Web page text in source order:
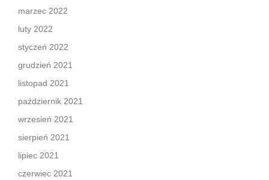
marzec 2022
luty 2022
styczeń 2022
grudzień 2021
listopad 2021
październik 2021
wrzesień 2021
sierpień 2021
lipiec 2021
czerwiec 2021